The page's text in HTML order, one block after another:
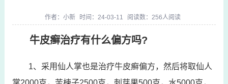
作者： 小新 时间：24-03-11 阅读数：256人阅读
牛皮癣治疗有什么偏方吗?
1、采用仙人掌也是治疗牛皮癣偏方，然后将取仙人